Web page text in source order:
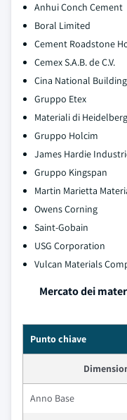
Anhui Conch Cement
Boral Limited
Cement Roadstone
Cemex S.A.B. de C.V.
Cina National
Gruppo Etex
Materiali di Heidelberg
Gruppo Holcim
James Hardie
Gruppo Kingspan
Martin Marietta
Owens Corning
Saint-Gobain
USG Corporation
Vulcan Materials
Mercato dei
Punto chiave
Anno Base